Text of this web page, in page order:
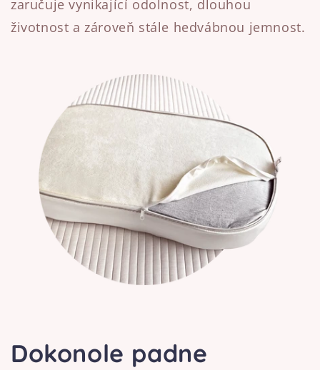
zaručuje vynikající odolnost, dlouhou
životnost a zároveň stále hedvábnou jemnost.
Dokonole padne